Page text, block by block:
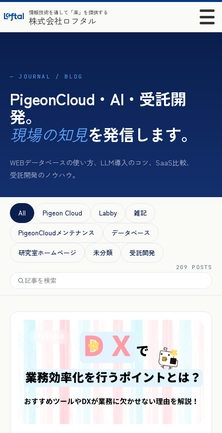
情報技術を通して「楽」を提供する
株式会社ロフタル
— JOURNAL / BLOG
PigeonCloud・AI・受託開
発。
現場の知見を発信します。
WEBデータベースの使い方、LLM導入のコツ、SaaS比較、
受託開発のノウハウ。
All Pigeon Cloud Labby 雑記
PigeonCloudメンテナンス データベース
研究室ホームページ 未分類 受託開発
209 POSTS